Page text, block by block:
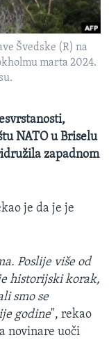
Švedske (R) na
marta 2024.
NATO u Briselu
zapadnom
je da je je
Poslije više od
historijski korak,
smo se
godine", rekao
novinare uoči